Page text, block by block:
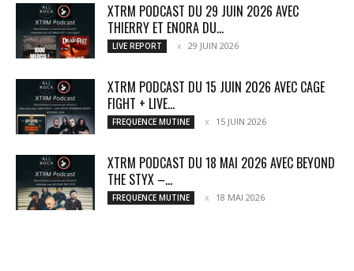
XTRM PODCAST DU 29 JUIN 2026 AVEC
THIERRY ET ENORA DU...
LIVE REPORT 29 JUIN 2026
XTRM PODCAST DU 15 JUIN 2026 AVEC CAGE
FIGHT + LIVE...
FREQUENCE MUTINE 15 JUIN 2026
XTRM PODCAST DU 18 MAI 2026 AVEC BEYOND
THE STYX –...
FREQUENCE MUTINE 18 MAI 2026